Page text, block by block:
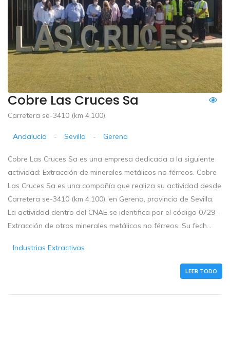
Cobre Las Cruces Sa
Carretera se-3410 (km 4.100),
Andalucía - Sevilla - Gerena
Cobre Las Cruces Sa es una empresa dedicada a la siguiente
actividad: Extracción de minerales metálicos no férreos. Cobre
Las Cruces Sa es una compañía que realiza su actividad desde
Carretera se-3410 (km 4.100), en Gerena, provincia de Sevilla.
La actividad dentro del CNAE se identifica por el código 0729 -
Extracción de otros minerales metálicos no férreos. Su fech...
Industrias Extractivas
LEER TODO